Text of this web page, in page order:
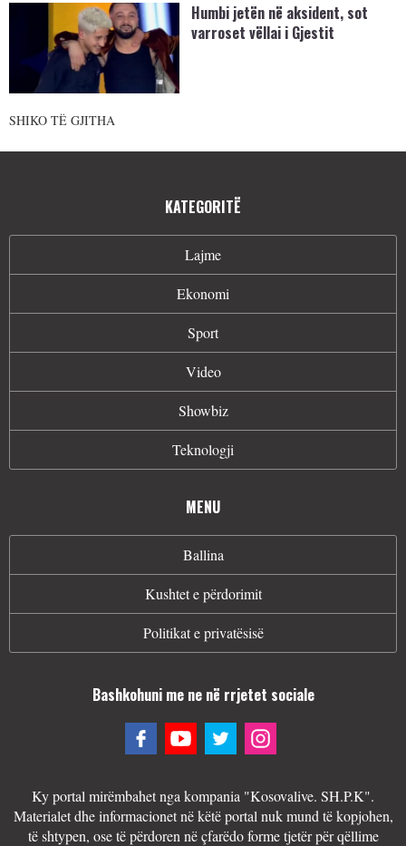
Humbi jetën në aksident, sot
varroset vëllai i Gjestit
SHIKO TË GJITHA
KATEGORITË
Lajme
Ekonomi
Sport
Video
Showbiz
Teknologji
MENU
Ballina
Kushtet e përdorimit
Politikat e privatësisë
Bashkohuni me ne në rrjetet sociale
Ky portal mirëmbahet nga kompania "Kosovalive. SH.P.K".
Materialet dhe informacionet në këtë portal nuk mund të kopjohen,
të shtypen, ose të përdoren në çfarëdo forme tjetër për qëllime